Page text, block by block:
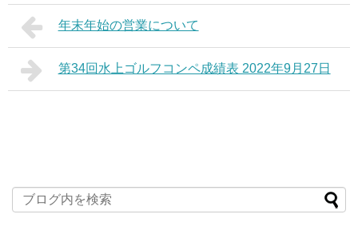
年末年始の営業について
第34回水上ゴルフコンペ成績表 2022年9月27日